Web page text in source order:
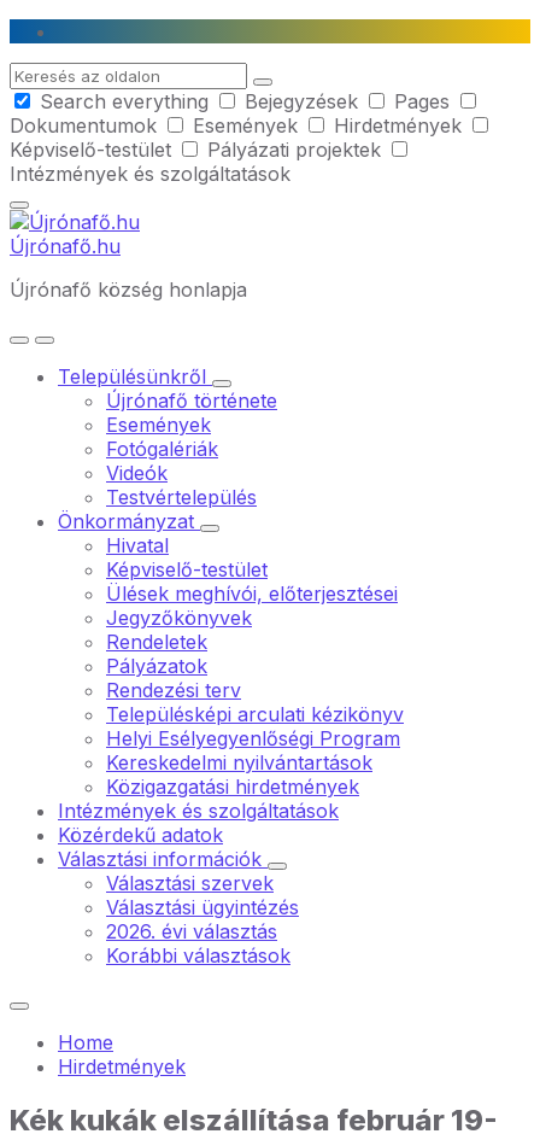
Skip
content
Skip
main
navigation
Skip
footer
Search
Search everything
Bejegyzések
Pages
Dokumentumok
Események
Hirdetmények
Képviselő-testület
Pályázati projektek
Intézmények és szolgáltatások
Újrónafő.hu
Újrónafő község honlapja
Településünkről
Újrónafő története
Események
Fotógalériák
Videók
Testvértelepülés
Önkormányzat
Hivatal
Képviselő-testület
Ülések meghívói, előterjesztései
Jegyzőkönyvek
Rendeletek
Pályázatok
Rendezési terv
Településképi arculati kézikönyv
Helyi Esélyegyenlőségi Program
Kereskedelmi nyilvántartások
Közigazgatási hirdetmények
Intézmények és szolgáltatások
Közérdekű adatok
Választási információk
Választási szervek
Választási ügyintézés
2026. évi választás
Korábbi választások
Home
Hirdetmények
Kék kukák elszállítása február 19-